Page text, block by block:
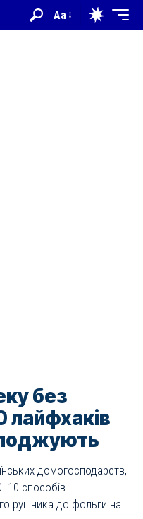
Aa
без
лайфхаків
домогосподарств,
10 способів
рушника до фольги на